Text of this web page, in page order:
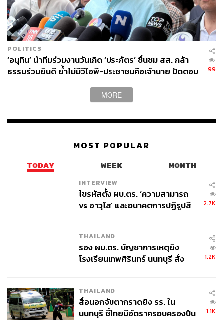
POLITICS
‘อนุทิน’ นำทีมร่วมงานวันเกิด ‘ประภัตร’ ชื่นชม สส. กล้า
ธรรมร่วมยินดี ย้ำไม่มีวีไอพี-ประชาชนคือเจ้านาย ปัดตอบ
99
MORE
MOST POPULAR
TODAY WEEK MONTH
INTERVIEW
ไขรหัสตั้ง ผบ.ตร. ‘ความสามารถ
vs อาวุโส’ และอนาคตการปฏิรูปสี
2.7K
THAILAND
รอง ผบ.ตร. บัญชาการเหตุยิง
โรงเรียนเทพศิรินทร์ นนทบุรี สั่ง
1.2K
THAILAND
สื่อนอกจับตากราดยิง รร. ใน
นนทบุรี ชี้ไทยมีอัตราครอบครองปืน
1.1K